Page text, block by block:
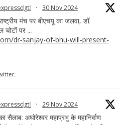
· 30 Nov 2024
मंच पर बीएचयू का जलवा, डॉ.
पर ...
dr-sanjay-of-bhu-will-present-
· 29 Nov 2024
अघोरेश्वर महाप्रभु के महानिर्वाण